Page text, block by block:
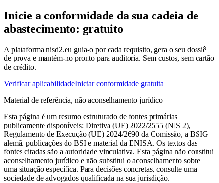
Inicie a conformidade da sua cadeia de
abastecimento: gratuito
A plataforma nisd2.eu guia-o por cada requisito, gera o seu dossiê
de prova e mantém-no pronto para auditoria. Sem custos, sem cartão
de crédito.
Verificar aplicabilidadeIniciar conformidade gratuita
Material de referência, não aconselhamento jurídico
Esta página é um resumo estruturado de fontes primárias
publicamente disponíveis: Diretiva (UE) 2022/2555 (NIS 2),
Regulamento de Execução (UE) 2024/2690 da Comissão, a BSIG
alemã, publicações do BSI e material da ENISA. Os textos das
fontes citadas são a autoridade vinculativa. Esta página não constitui
aconselhamento jurídico e não substitui o aconselhamento sobre
uma situação específica. Para decisões concretas, consulte uma
sociedade de advogados qualificada na sua jurisdição.